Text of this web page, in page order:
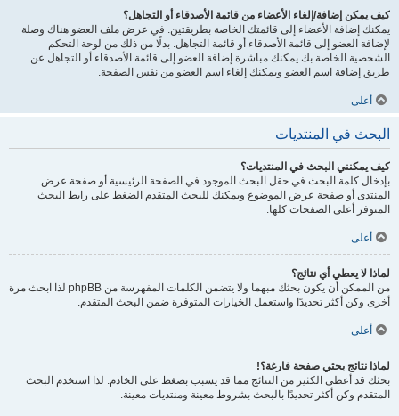
كيف يمكن إضافة/إلغاء الأعضاء من قائمة الأصدقاء أو التجاهل؟
يمكنك إضافة الأعضاء إلى قائمتك الخاصة بطريقتين. في عرض ملف العضو هناك وصلة
لإضافة العضو إلى قائمة الأصدقاء أو قائمة التجاهل. بدلًا من ذلك من لوحة التحكم
الشخصية الخاصة بك يمكنك مباشرة إضافة العضو إلى قائمة الأصدقاء أو التجاهل عن
طريق إضافة اسم العضو ويمكنك إلغاء اسم العضو من نفس الصفحة.
أعلى
البحث في المنتديات
كيف يمكنني البحث في المنتديات؟
بإدخال كلمة البحث في حقل البحث الموجود في الصفحة الرئيسية أو صفحة عرض
المنتدى أو صفحة عرض الموضوع ويمكنك للبحث المتقدم الضغط على رابط البحث
المتوفر أعلى الصفحات كلها.
أعلى
لماذا لا يعطي أي نتائج؟
من الممكن أن يكون بحثك مبهما ولا يتضمن الكلمات المفهرسة من phpBB لذا ابحث مرة
أخرى وكن أكثر تحديدًا واستعمل الخيارات المتوفرة ضمن البحث المتقدم.
أعلى
لماذا نتائج بحثي صفحة فارغة؟!
بحثك قد أعطى الكثير من النتائج مما قد يسبب بضغط على الخادم. لذا استخدم البحث
المتقدم وكن أكثر تحديدًا بالبحث بشروط معينة ومنتديات معينة.